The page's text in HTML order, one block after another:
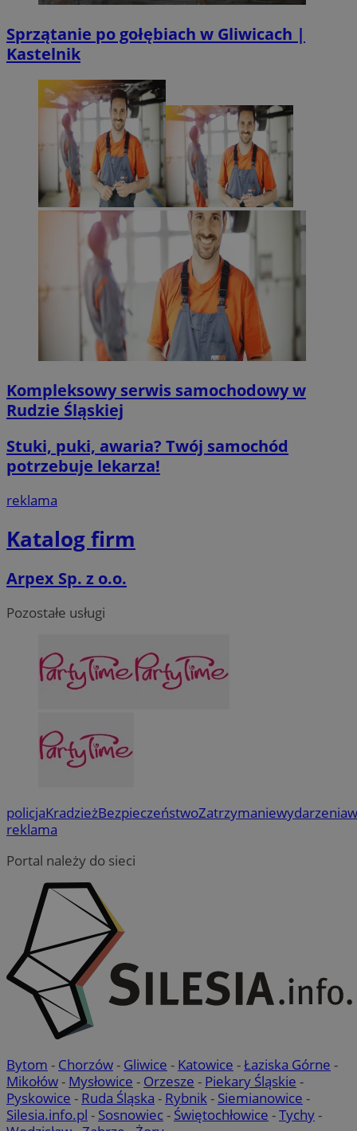
Sprzątanie po gołębiach w Gliwicach |
Kastelnik
Kompleksowy serwis samochodowy w
Rudzie Śląskiej
Stuki, puki, awaria? Twój samochód
potrzebuje lekarza!
reklama
Katalog firm
Arpex Sp. z o.o.
Pozostałe usługi
policjaKradzieżBezpieczeństwoZatrzymaniewydarzenia
reklama
Portal należy do sieci
Bytom - Chorzów- Gliwice - Katowice -Łaziska Górne -
Mikołów- Mysłowice - Orzesze - Piekary Śląskie -
Pyskowice - Ruda Śląska - Rybnik- Siemianowice -
Silesia.info.pl - Sosnowiec- Świętochłowice -Tychy-